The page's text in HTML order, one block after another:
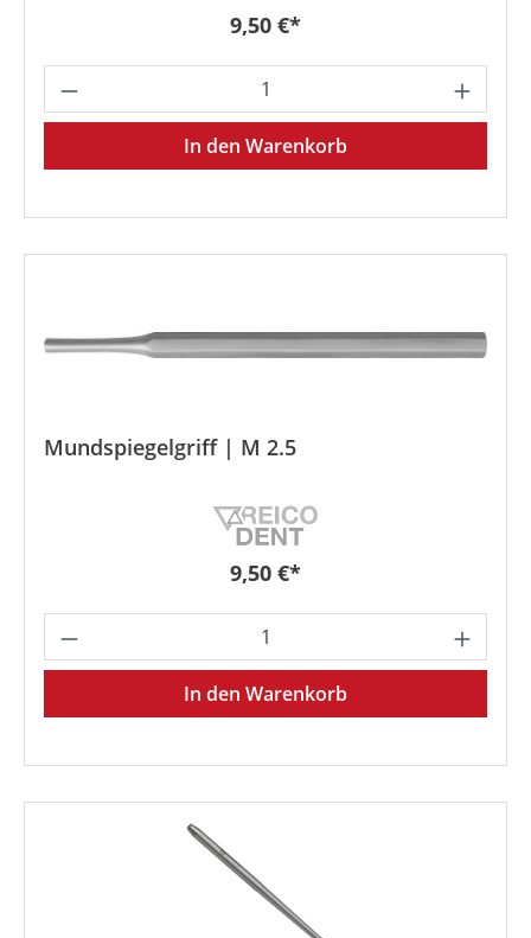
Regulärer Preis:
9,50 €*
Produkt Anzahl: Gib den
In den Warenkorb
Mundspiegelgriff | M 2.5
Regulärer Preis:
9,50 €*
Produkt Anzahl: Gib den
In den Warenkorb